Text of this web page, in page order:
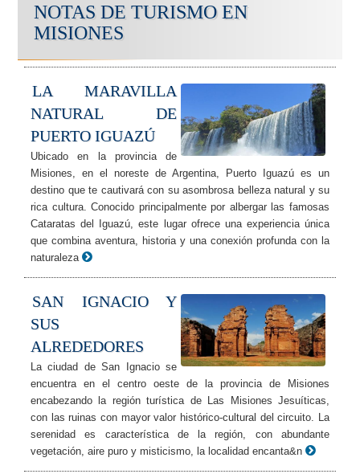
NOTAS DE TURISMO EN
MISIONES
LA MARAVILLA
NATURAL DE
PUERTO IGUAZÚ
Ubicado en la provincia de
Misiones, en el noreste de Argentina, Puerto Iguazú es un
destino que te cautivará con su asombrosa belleza natural y su
rica cultura. Conocido principalmente por albergar las famosas
Cataratas del Iguazú, este lugar ofrece una experiencia única
que combina aventura, historia y una conexión profunda con la
naturaleza
SAN IGNACIO Y
SUS
ALREDEDORES
La ciudad de San Ignacio se
encuentra en el centro oeste de la provincia de Misiones
encabezando la región turística de Las Misiones Jesuíticas,
con las ruinas con mayor valor histórico-cultural del circuito. La
serenidad es característica de la región, con abundante
vegetación, aire puro y misticismo, la localidad encanta&n